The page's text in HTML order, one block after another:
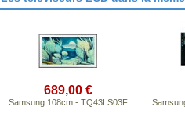
689,00 €
Samsung 108cm - TQ43LS03F